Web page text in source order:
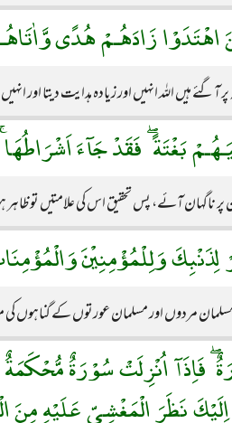
اهْتَدَوْا زَادَهُـمْ هُدًى
پر آگئے ہیں اللہ انہیں اور زیادہ ہدایت دیتا اور
بَغْتَةً ۖ فَقَدْ جَآءَ اَشْرَاطُهَا
ناگہان آئے، پس تحقیق اس کی علامتیں تو ظاہر
لِذَنْبِكَ وَلِلْمُؤْمِنِيْنَ
مردوں اور مسلمان عورتوں کے گناہوں کی
فَاِذَآ اُنْزِلَتْ سُوْرَةٌ مُّحْكَمَةٌ
نَظَرَ الْمَغْشِيِّ عَلَيْهِ مِنَ